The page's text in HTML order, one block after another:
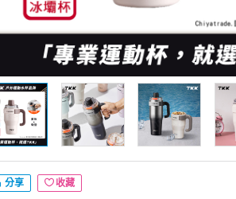
分享 收藏